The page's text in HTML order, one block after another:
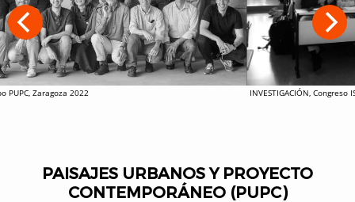
Zaragoza 2022 INVESTIGACIÓN, Congreso
PAISAJES URBANOS Y PROYECTO
CONTEMPORÁNEO (PUPC)